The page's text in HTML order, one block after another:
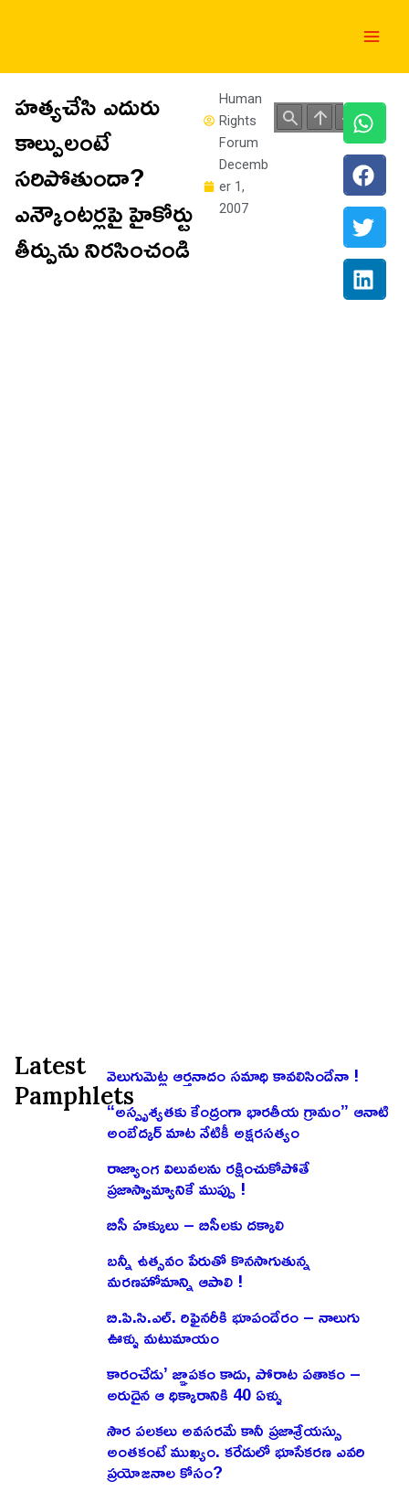
హత్యచేసి ఎదురు
కాల్పులంటే
సరిపోతుందా?
ఎన్కౌంటర్లపై హైకోర్టు
తీర్పును నిరసించండి
Human
Rights
Forum
Decemb
er 1,
2007
Latest
Pamphlets
వెలుగుమెట్ల ఆర్తనాదం సమాధి కావలిసిందేనా !
“అస్పృశ్యతకు కేంద్రంగా భారతీయ గ్రామం” ఆనాటి
అంబేద్కర్ మాట నేటికీ అక్షరసత్యం
రాజ్యాంగ విలువలను రక్షించుకోపోతే
ప్రజాస్వామ్యానికే ముప్పు !
బిసీ హక్కులు – బిసీలకు దక్కాలి
బన్నీ ఉత్సవం పేరుతో కొనసాగుతున్న
మరణహోమాన్ని ఆపాలి !
బి.పి.సి.ఎల్. రిఫైనరీకి భూపందేరం – నాలుగు
ఊళ్ళు మటుమాయం
కారంచేడు’ జ్ఞాపకం కాదు, పోరాట పతాకం –
అరుదైన ఆ ధిక్కారానికి 40 ఏళ్ళు
సౌర పలకలు అవసరమే కానీ ప్రజాశ్రేయస్సు
అంతకంటే ముఖ్యం. కరేడులో భూసేకరణ ఎవరి
ప్రయోజనాల కోసం?